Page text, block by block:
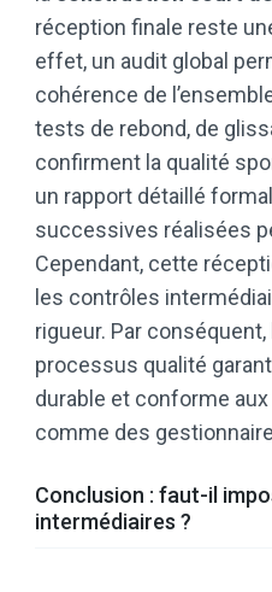
réception finale reste
effet, un audit global
cohérence de
tests de rebond, de
confirment la qualité
un rapport détaillé
successives réalisées
Cependant, cette
les contrôles
rigueur. Par conséquent,
processus qualité
durable et conforme
comme des
Conclusion : faut-il
intermédiaires ?